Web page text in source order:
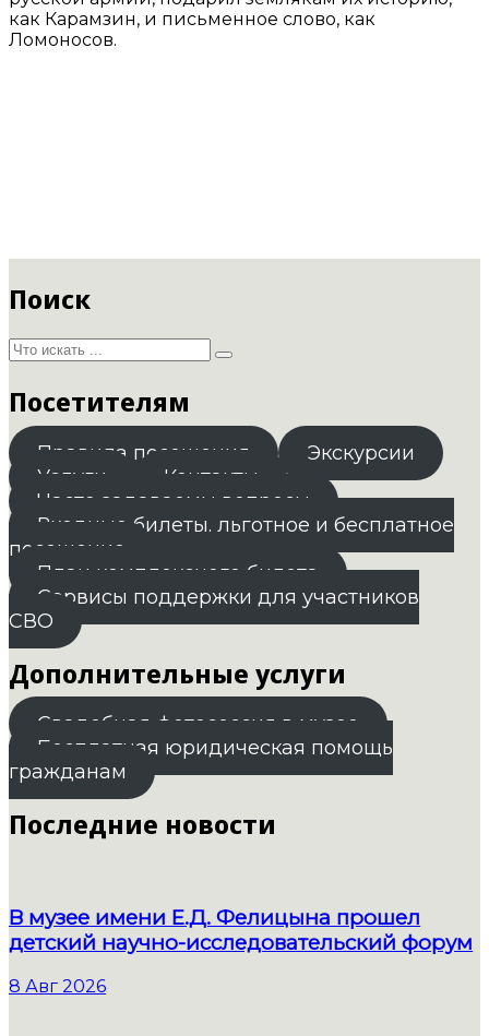
как Карамзин, и письменное слово, как
Ломоносов.
Поиск
Посетителям
Правила посещения
Экскурсии
Услуги
Контакты
Часто задаваемы вопросы
Входные билеты. льготное и бесплатное
посещение
План комплексного билета
Сервисы поддержки для участников
СВО
Дополнительные услуги
Свадебная фотосессия в музее
Бесплатная юридическая помощь
гражданам
Последние новости
В музее имени Е.Д. Фелицына прошел
детский научно-исследовательский форум
8 Авг 2026